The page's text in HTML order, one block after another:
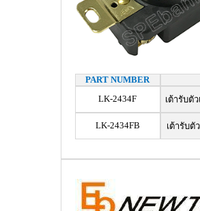
PART NUMBER
LK-2434F
เต้ารับตั
LK-2434FB เต้ารับตั